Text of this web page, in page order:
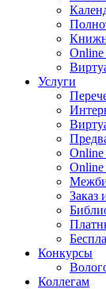
Online
Услуги
Online
Online
Заказ
Конкурсы
Коллегам